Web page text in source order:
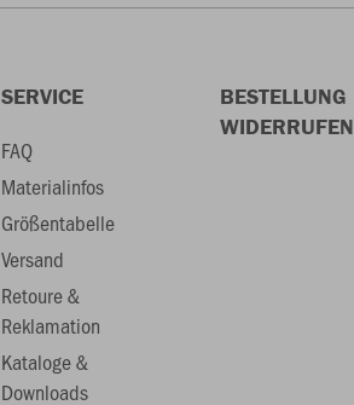
SERVICE
FAQ
Materialinfos
Größentabelle
Versand
Retoure &
Reklamation
Kataloge &
Downloads
BESTELLUNG
WIDERRUFEN